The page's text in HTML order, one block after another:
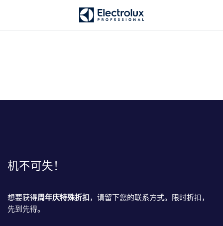
机不可失！
想要获得周年庆特殊折扣，请留下您的联系方式。限时折扣，
先到先得。